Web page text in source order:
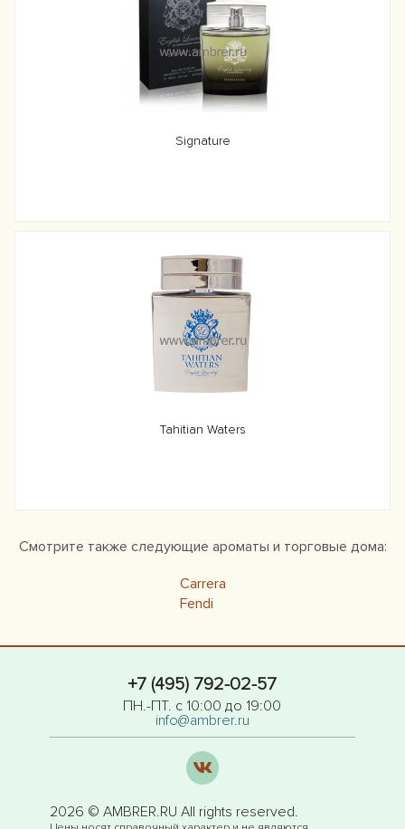
Signature
Tahitian Waters
Смотрите также следующие ароматы и торговые дома:
Carrera
Fendi
+7 (495) 792-02-57
ПН.-ПТ. с 10:00 до 19:00
info@ambrer.ru
2026 © AMBRER.RU All rights reserved.